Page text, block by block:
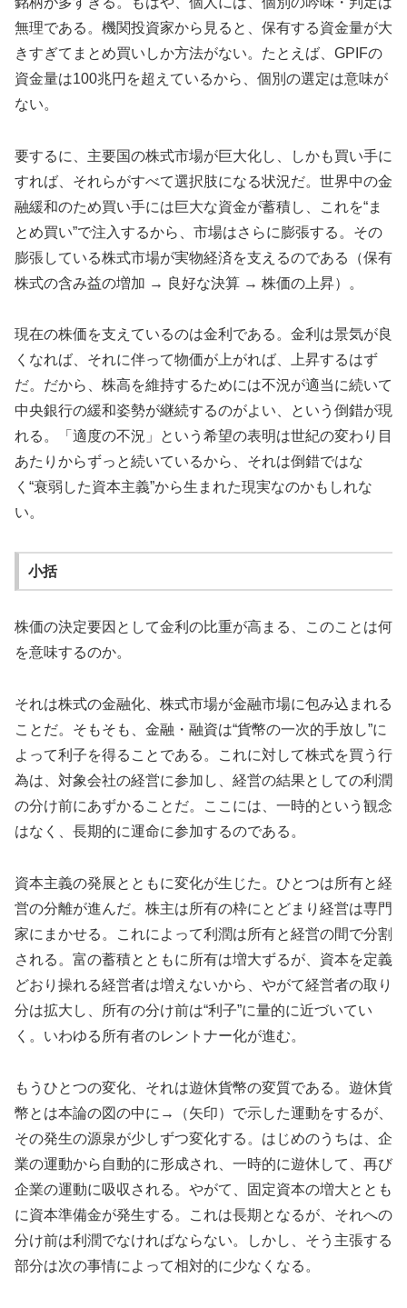
無理である。機関投資家から見ると、保有する資金量が大
きすぎてまとめ買いしか方法がない。たとえば、GPIFの
資金量は100兆円を超えているから、個別の選定は意味が
ない。
要するに、主要国の株式市場が巨大化し、しかも買い手に
すれば、それらがすべて選択肢になる状況だ。世界中の金
融緩和のため買い手には巨大な資金が蓄積し、これを“ま
とめ買い”で注入するから、市場はさらに膨張する。その
膨張している株式市場が実物経済を支えるのである（保有
株式の含み益の増加 → 良好な決算 → 株価の上昇）。
現在の株価を支えているのは金利である。金利は景気が良
くなれば、それに伴って物価が上がれば、上昇するはず
だ。だから、株高を維持するためには不況が適当に続いて
中央銀行の緩和姿勢が継続するのがよい、という倒錯が現
れる。「適度の不況」という希望の表明は世紀の変わり目
あたりからずっと続いているから、それは倒錯ではな
く“衰弱した資本主義”から生まれた現実なのかもしれな
い。
小括
株価の決定要因として金利の比重が高まる、このことは何
を意味するのか。
それは株式の金融化、株式市場が金融市場に包み込まれる
ことだ。そもそも、金融・融資は“貨幣の一次的手放し”に
よって利子を得ることである。これに対して株式を買う行
為は、対象会社の経営に参加し、経営の結果としての利潤
の分け前にあずかることだ。ここには、一時的という観念
はなく、長期的に運命に参加するのである。
資本主義の発展とともに変化が生じた。ひとつは所有と経
営の分離が進んだ。株主は所有の枠にとどまり経営は専門
家にまかせる。これによって利潤は所有と経営の間で分割
される。富の蓄積とともに所有は増大ずるが、資本を定義
どおり操れる経営者は増えないから、やがて経営者の取り
分は拡大し、所有の分け前は“利子”に量的に近づいてい
く。いわゆる所有者のレントナー化が進む。
もうひとつの変化、それは遊休貨幣の変質である。遊休貨
幣とは本論の図の中に→（矢印）で示した運動をするが、
その発生の源泉が少しずつ変化する。はじめのうちは、企
業の運動から自動的に形成され、一時的に遊休して、再び
企業の運動に吸収される。やがて、固定資本の増大ととも
に資本準備金が発生する。これは長期となるが、それへの
分け前は利潤でなければならない。しかし、そう主張する
部分は次の事情によって相対的に少なくなる。